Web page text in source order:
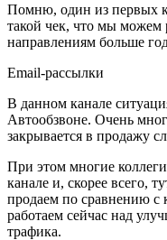
Помню, один из первых
такой чек, что мы можем
направлениям больше
Email-рассылки
В данном канале
Автообзвоне. Очень
закрывается в продажу
При этом многие
канале и, скорее всего,
продаем по сравнению с
работаем сейчас над
трафика.